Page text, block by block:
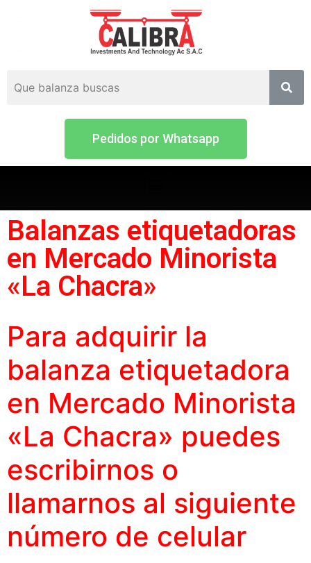
Pedidos por Whatsapp
Balanzas etiquetadoras
en Mercado Minorista
«La Chacra»
Para adquirir la
balanza etiquetadora
en Mercado Minorista
«La Chacra» puedes
escribirnos o
llamarnos al siguiente
número de celular